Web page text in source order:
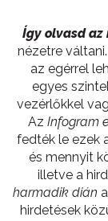
Így olvasd
nézetre
az egérrel
egyes
vezérlőkkel
Az Infogram
fedték le ezek
és mennyit
illetve a
harmadik dián
hirdetések